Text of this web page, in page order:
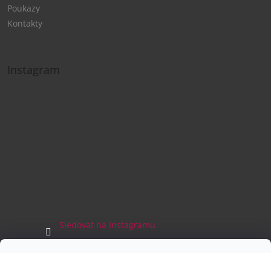
Poukazy
Kontakty
Instagram
Sledovat na Instagramu